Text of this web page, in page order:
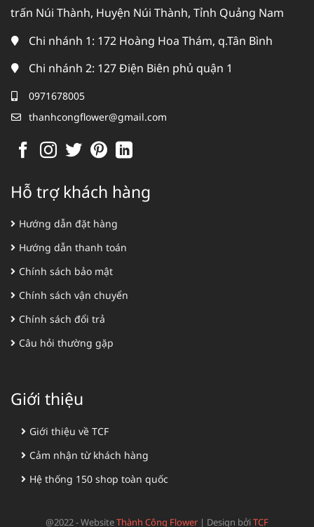
trấn Núi Thành, Huyện Núi Thành, Tỉnh Quảng Nam
Chi nhánh 1: 172 Hoàng Hoa Thám, q.Tân Bình
Chi nhánh 2: 127 Điện Biên phủ quận 1
0971678005
thanhcongflower@gmail.com
Hỗ trợ khách hàng
Hướng dẫn đặt hàng
Hướng dẫn thanh toán
Chính sách bảo mật
Chính sách vận chuyển
Chính sách đổi trả
Câu hỏi thường gặp
Giới thiệu
Giới thiệu về TCF
Cảm nhận từ khách hàng
Hệ thống 150 shop toàn quốc
@2022 - WebsiteThành Công Flower | Design bởiTCF